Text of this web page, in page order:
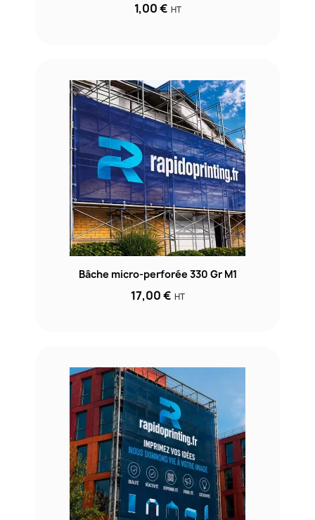
1,00 € HT
Bâche micro-perforée 330 Gr M1
17,00 € HT